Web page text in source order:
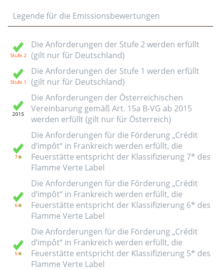
Legende für die Emissionsbewertungen
Die Anforderungen der Stufe 2 werden erfüllt
(gilt nur für Deutschland)
Die Anforderungen der Stufe 1 werden erfüllt
(gilt nur für Deutschland)
Die Anforderungen der Österreichischen
Vereinbarung gemäß Art. 15a B-VG ab 2015
werden erfüllt (gilt nur für Österreich)
Die Anforderungen für die Förderung „Crédit
d’impôt“ in Frankreich werden erfüllt, die
Feuerstätte entspricht der Klassifizierung 7* des
Flamme Verte Label
Die Anforderungen für die Förderung „Crédit
d’impôt“ in Frankreich werden erfüllt, die
Feuerstätte entspricht der Klassifizierung 6* des
Flamme Verte Label
Die Anforderungen für die Förderung „Crédit
d’impôt“ in Frankreich werden erfüllt, die
Feuerstätte entspricht der Klassifizierung 5* des
Flamme Verte Label